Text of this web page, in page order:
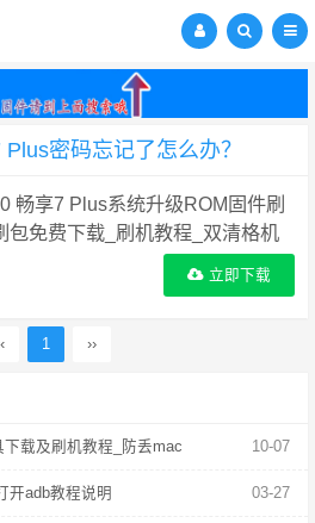
密码忘记了怎么办？
畅享7 Plus系统升级ROM固件刷
包免费下载_刷机教程_双清格机
立即下载
1 ››
10-07
载及刷机教程_防丢mac
03-27
开adb教程说明